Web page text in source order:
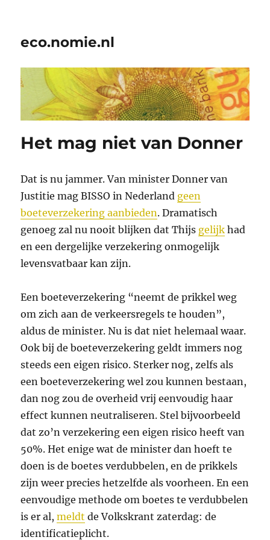
eco.nomie.nl
Het mag niet van Donner
Dat is nu jammer. Van minister Donner van
Justitie mag BISSO in Nederland geen
boeteverzekering aanbieden. Dramatisch
genoeg zal nu nooit blijken dat Thijs gelijk had
en een dergelijke verzekering onmogelijk
levensvatbaar kan zijn.
Een boeteverzekering “neemt de prikkel weg
om zich aan de verkeersregels te houden”,
aldus de minister. Nu is dat niet helemaal waar.
Ook bij de boeteverzekering geldt immers nog
steeds een eigen risico. Sterker nog, zelfs als
een boeteverzekering wel zou kunnen bestaan,
dan nog zou de overheid vrij eenvoudig haar
effect kunnen neutraliseren. Stel bijvoorbeeld
dat zo’n verzekering een eigen risico heeft van
50%. Het enige wat de minister dan hoeft te
doen is de boetes verdubbelen, en de prikkels
zijn weer precies hetzelfde als voorheen. En een
eenvoudige methode om boetes te verdubbelen
is er al,meldt de Volkskrant zaterdag: de
identificatieplicht.